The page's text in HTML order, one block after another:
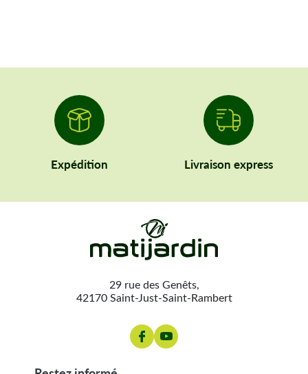
Expédition Livraison express
29 rue des Genêts,
42170 Saint-Just-Saint-Rambert